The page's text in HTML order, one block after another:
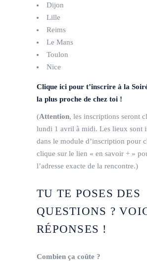
Dijon
Lille
Reims
Le Mans
Toulon
Nice
Clique ici pour t’inscrire à la
la plus proche de chez toi !
(Attention, les inscriptions seront
lundi 1 avril à midi. Les lieux sont
dans le module d’inscription pour
clique sur le lien « en savoir + »
l’adresse exacte de la rencontre.)
TU TE POSES DES
QUESTIONS ?
RÉPONSES !
Combien ça coûte ?